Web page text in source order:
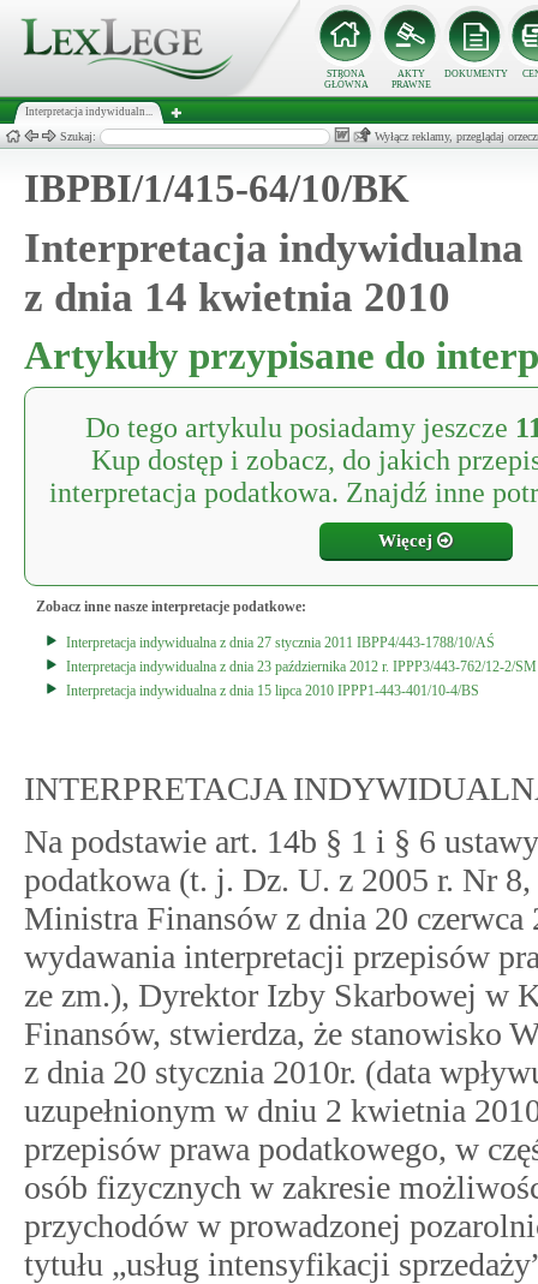
STRONA
GŁÓWNA
AKTY
PRAWNE
DOKUMENTY
Interpretacja indywidualn...
Szukaj: Wyłącz reklamy, przeglądaj
IBPBI/1/415-64/10/BK
Interpretacja indywidualna
z dnia 14 kwietnia 2010
Artykuły przypisane do
Do tego artykulu posiadamy jeszcze
Kup dostęp i zobacz, do jakich
interpretacja podatkowa. Znajdź inne
Więcej
Zobacz inne nasze interpretacje podatkowe:
Interpretacja indywidualna z dnia 27 stycznia 2011 IBPP4/443-1788/10/AŚ
Interpretacja indywidualna z dnia 23 października 2012 r. IPPP3/443-762/12-2/SM
Interpretacja indywidualna z dnia 15 lipca 2010 IPPP1-443-401/10-4/BS
INTERPRETACJA
Na podstawie art. 14b § 1 i § 6
podatkowa (t. j. Dz. U. z 2005 r. Nr
Ministra Finansów z dnia 20
wydawania interpretacji przepisów
ze zm.), Dyrektor Izby Skarbowej w
Finansów, stwierdza, że stanowisko
z dnia 20 stycznia 2010r. (data
uzupełnionym w dniu 2 kwietnia
przepisów prawa podatkowego, w
osób fizycznych w zakresie
przychodów w prowadzonej
tytułu „usług intensyfikacji